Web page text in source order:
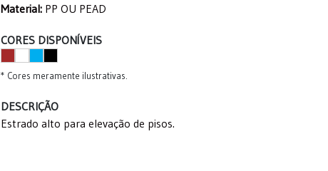
Material: PP OU PEAD
CORES DISPONÍVEIS
* Cores meramente ilustrativas.
DESCRIÇÃO
Estrado alto para elevação de pisos.